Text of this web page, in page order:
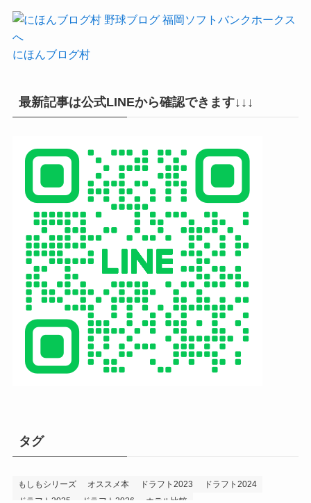
にほんブログ村
最新記事は公式LINEから確認できます↓↓↓
タグ
もしもシリーズ オススメ本 ドラフト2023
ドラフト2024
ドラフト2025
ドラフト2026 ホテル比較